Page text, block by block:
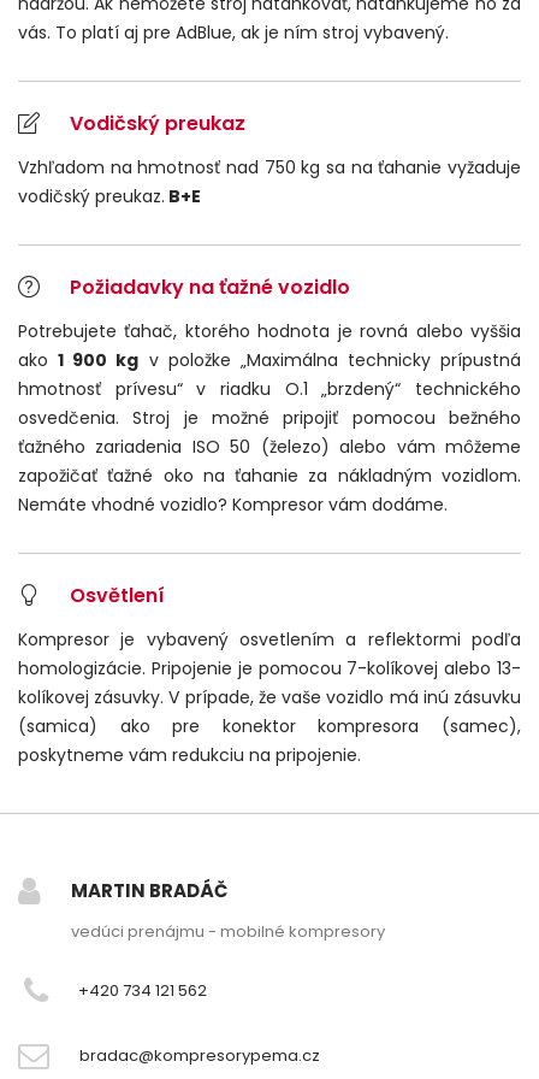
vás. To platí aj pre AdBlue, ak je ním stroj vybavený.
Vodičský preukaz
Vzhľadom na hmotnosť nad 750 kg sa na ťahanie vyžaduje
vodičský preukaz. B+E
Požiadavky na ťažné vozidlo
Potrebujete ťahač, ktorého hodnota je rovná alebo vyššia
ako1 900 kg v položke „Maximálna technicky prípustná
hmotnosť prívesu“ v riadku O.1 „brzdený“ technického
osvedčenia. Stroj je možné pripojiť pomocou bežného
ťažného zariadenia ISO 50 (železo) alebo vám môžeme
zapožičať ťažné oko na ťahanie za nákladným vozidlom.
Nemáte vhodné vozidlo? Kompresor vám dodáme.
Osvětlení
Kompresor je vybavený osvetlením a reflektormi podľa
homologizácie. Pripojenie je pomocou 7-kolíkovej alebo 13-
kolíkovej zásuvky. V prípade, že vaše vozidlo má inú zásuvku
(samica) ako pre konektor kompresora (samec),
poskytneme vám redukciu na pripojenie.
MARTIN BRADÁČ
vedúci prenájmu - mobilné kompresory
+420 734 121 562
bradac@kompresorypema.cz